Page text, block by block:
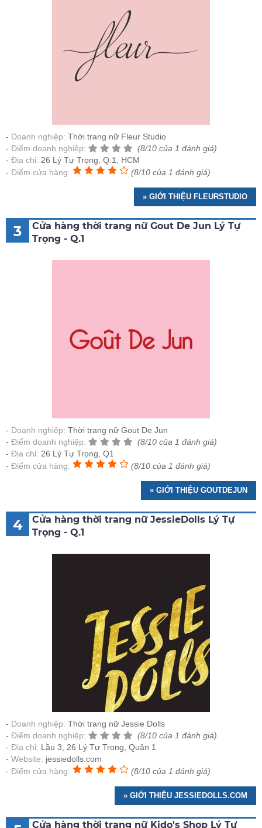
Doanh nghiệp: Thời trang nữ Fleur Studio
Điểm doanh nghiệp:
(8/10 của 1 đánh giá)
Địa chỉ: 26 Lý Tự Trọng, Q.1, HCM
Điểm cửa hàng:
(8/10 của 1 đánh giá)
» GIỚI THIỆU FLEURSTUDIO
3
Cửa hàng thời trang nữ Gout De Jun Lý Tự
Trọng - Q.1
Doanh nghiệp: Thời trang nữ Gout De Jun
Điểm doanh nghiệp:
(8/10 của 1 đánh giá)
Địa chỉ: 26 Lý Tự Trọng, Q1
Điểm cửa hàng:
(8/10 của 1 đánh giá)
» GIỚI THIỆU GOUTDEJUN
4
Cửa hàng thời trang nữ JessieDolls Lý Tự
Trọng - Q.1
Doanh nghiệp: Thời trang nữ Jessie Dolls
Điểm doanh nghiệp:
(8/10 của 1 đánh giá)
Địa chỉ: Lầu 3, 26 Lý Tự Trọng, Quận 1
Website: jessiedolls.com
Điểm cửa hàng:
(8/10 của 1 đánh giá)
» GIỚI THIỆU JESSIEDOLLS.COM
Cửa hàng thời trang nữ Kido's Shop Lý Tự